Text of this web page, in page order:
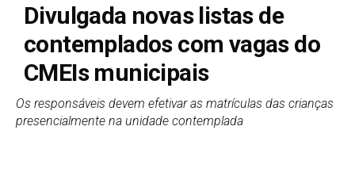
Divulgada novas listas de
contemplados com vagas do
CMEIs municipais
Os responsáveis devem efetivar as matrículas das crianças
presencialmente na unidade contemplada